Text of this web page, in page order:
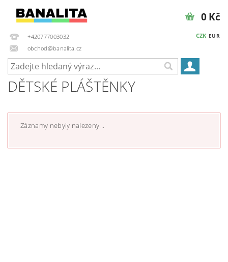
+420777003032
obchod@banalita.cz
CZK EUR
0 Kč
DĚTSKÉ PLÁŠTĚNKY
Záznamy nebyly nalezeny...